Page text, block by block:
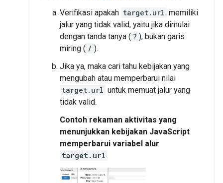
Verifikasi apakah target.url memiliki
jalur yang tidak valid, yaitu jika dimulai
dengan tanda tanya ( ? ), bukan garis
miring ( / ).
Jika ya, maka cari tahu kebijakan yang
mengubah atau memperbarui nilai
target.url untuk memuat jalur yang
tidak valid.
Contoh rekaman aktivitas yang
menunjukkan kebijakan JavaScript
memperbarui variabel alur
target.url